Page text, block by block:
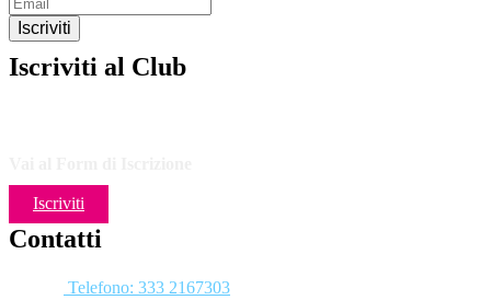
Iscriviti
Iscriviti al Club
Iscriviti
Contatti
Telefono: 333 2167303